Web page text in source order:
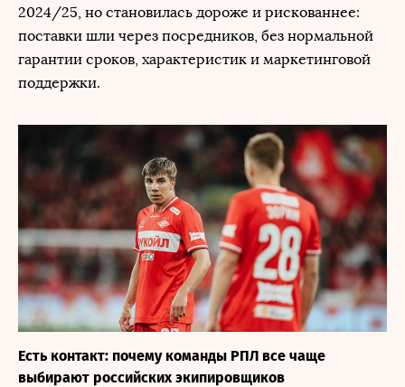
2024/25, но становилась дороже и рискованнее:
поставки шли через посредников, без нормальной
гарантии сроков, характеристик и маркетинговой
поддержки.
Есть контакт: почему команды РПЛ все чаще
выбирают российских экипировщиков